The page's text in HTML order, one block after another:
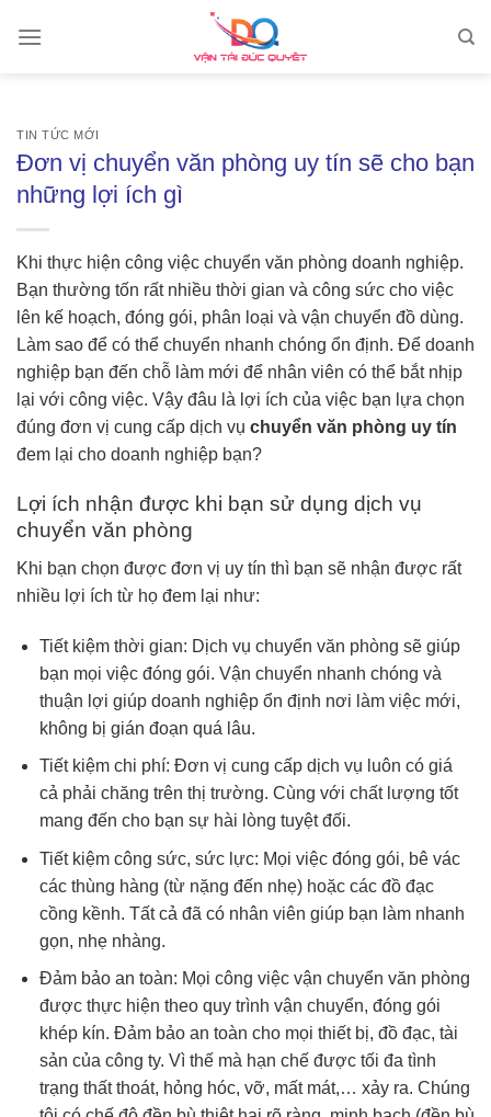
TIN TỨC MỚI
Đơn vị chuyển văn phòng uy tín sẽ cho bạn
những lợi ích gì
Khi thực hiện công việc chuyển văn phòng doanh nghiệp.
Bạn thường tốn rất nhiều thời gian và công sức cho việc
lên kế hoạch, đóng gói, phân loại và vận chuyển đồ dùng.
Làm sao để có thể chuyển nhanh chóng ổn định. Để doanh
nghiệp bạn đến chỗ làm mới để nhân viên có thể bắt nhịp
lại với công việc. Vậy đâu là lợi ích của việc bạn lựa chọn
đúng đơn vị cung cấp dịch vụ chuyển văn phòng uy tín
đem lại cho doanh nghiệp bạn?
Lợi ích nhận được khi bạn sử dụng dịch vụ
chuyển văn phòng
Khi bạn chọn được đơn vị uy tín thì bạn sẽ nhận được rất
nhiều lợi ích từ họ đem lại như:
Tiết kiệm thời gian: Dịch vụ chuyển văn phòng sẽ giúp
bạn mọi việc đóng gói. Vận chuyển nhanh chóng và
thuận lợi giúp doanh nghiệp ổn định nơi làm việc mới,
không bị gián đoạn quá lâu.
Tiết kiệm chi phí: Đơn vị cung cấp dịch vụ luôn có giá
cả phải chăng trên thị trường. Cùng với chất lượng tốt
mang đến cho bạn sự hài lòng tuyệt đối.
Tiết kiệm công sức, sức lực: Mọi việc đóng gói, bê vác
các thùng hàng (từ nặng đến nhẹ) hoặc các đồ đạc
cồng kềnh. Tất cả đã có nhân viên giúp bạn làm nhanh
gọn, nhẹ nhàng.
Đảm bảo an toàn: Mọi công việc vận chuyển văn phòng
được thực hiện theo quy trình vận chuyển, đóng gói
khép kín. Đảm bảo an toàn cho mọi thiết bị, đồ đạc, tài
sản của công ty. Vì thế mà hạn chế được tối đa tình
trạng thất thoát, hỏng hóc, vỡ, mất mát,… xảy ra. Chúng